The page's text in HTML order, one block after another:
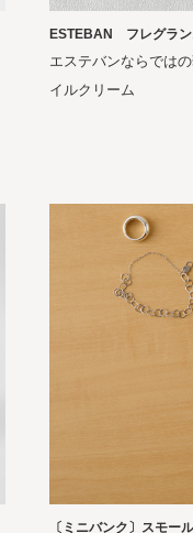
ESTEBAN フレグラン
エステバンならでは
イルクリーム
〔ミニバンク〕スモー